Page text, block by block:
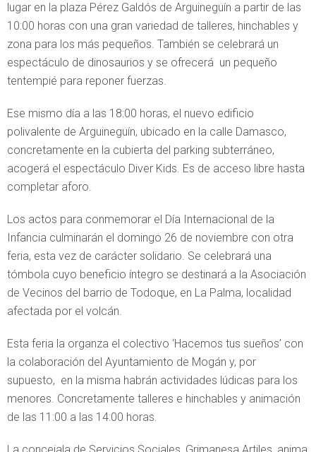
lugar en la plaza Pérez Galdós de Arguineguín a partir de las
10:00 horas con una gran variedad de talleres, hinchables y
zona para los más pequeños. También se celebrará un
espectáculo de dinosaurios y se ofrecerá un pequeño
tentempié para reponer fuerzas.
Ese mismo día a las 18:00 horas, el nuevo edificio
polivalente de Arguineguín, ubicado en la calle Damasco,
concretamente en la cubierta del parking subterráneo,
acogerá el espectáculo Diver Kids. Es de acceso libre hasta
completar aforo.
Los actos para conmemorar el Día Internacional de la
Infancia culminarán el domingo 26 de noviembre con otra
feria, esta vez de carácter solidario. Se celebrará una
tómbola cuyo beneficio íntegro se destinará a la Asociación
de Vecinos del barrio de Todoque, en La Palma, localidad
afectada por el volcán.
Esta feria la organza el colectivo ‘Hacemos tus sueños’ con
la colaboración del Ayuntamiento de Mogán y, por
supuesto, en la misma habrán actividades lúdicas para los
menores. Concretamente talleres e hinchables y animación
de las 11:00 a las 14:00 horas.